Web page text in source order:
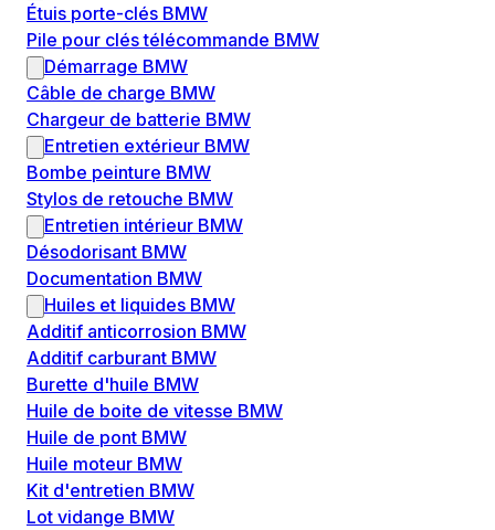
Étuis porte-clés BMW
Pile pour clés télécommande BMW
Démarrage BMW
Câble de charge BMW
Chargeur de batterie BMW
Entretien extérieur BMW
Bombe peinture BMW
Stylos de retouche BMW
Entretien intérieur BMW
Désodorisant BMW
Documentation BMW
Huiles et liquides BMW
Additif anticorrosion BMW
Additif carburant BMW
Burette d'huile BMW
Huile de boite de vitesse BMW
Huile de pont BMW
Huile moteur BMW
Kit d'entretien BMW
Lot vidange BMW